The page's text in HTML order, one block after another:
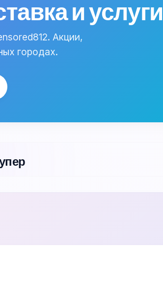
и услуги
Акции,
городах.